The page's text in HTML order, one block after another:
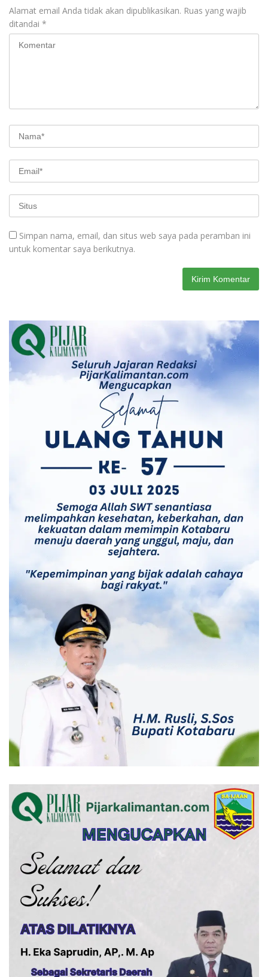
Alamat email Anda tidak akan dipublikasikan. Ruas yang wajib
ditandai *
Simpan nama, email, dan situs web saya pada peramban ini
untuk komentar saya berikutnya.